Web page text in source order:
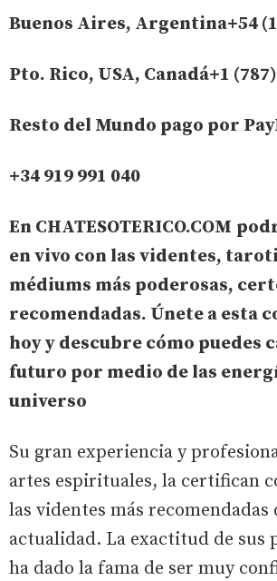
Buenos Aires, Argentina+54
Pto. Rico, USA, Canadá+1
Resto del Mundo pago por
+34 919 991 040
En CHATESOTERICO.COM
en vivo con las videntes,
médiums más poderosas,
recomendadas. Únete a esta
hoy y descubre cómo puedes
futuro por medio de las
universo
Su gran experiencia y
artes espirituales, la certifican
las videntes más recomendadas
actualidad. La exactitud de sus
ha dado la fama de ser muy